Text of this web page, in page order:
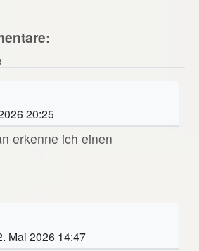
20:25
erkenne ich einen
Mai 2026 14:47